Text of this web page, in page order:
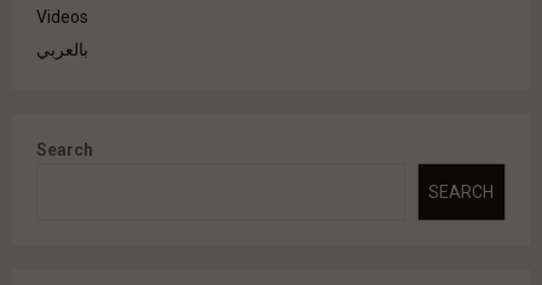
Videos
بالعربي
Search
SEARCH